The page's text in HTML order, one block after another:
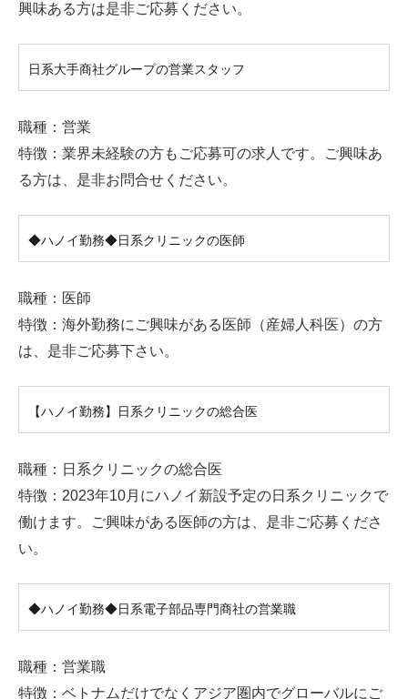
興味ある方は是非ご応募ください。
日系大手商社グループの営業スタッフ
職種：営業
特徴：業界未経験の方もご応募可の求人です。ご興味あ
る方は、是非お問合せください。
◆ハノイ勤務◆日系クリニックの医師
職種：医師
特徴：海外勤務にご興味がある医師（産婦人科医）の方
は、是非ご応募下さい。
【ハノイ勤務】日系クリニックの総合医
職種：日系クリニックの総合医
特徴：2023年10月にハノイ新設予定の日系クリニックで
働けます。ご興味がある医師の方は、是非ご応募くださ
い。
◆ハノイ勤務◆日系電子部品専門商社の営業職
職種：営業職
特徴：ベトナムだけでなくアジア圏内でグローバルにご